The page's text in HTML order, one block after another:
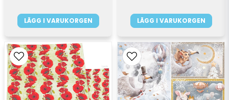
LÄGG I VARUKORGEN LÄGG I VARUKORGEN